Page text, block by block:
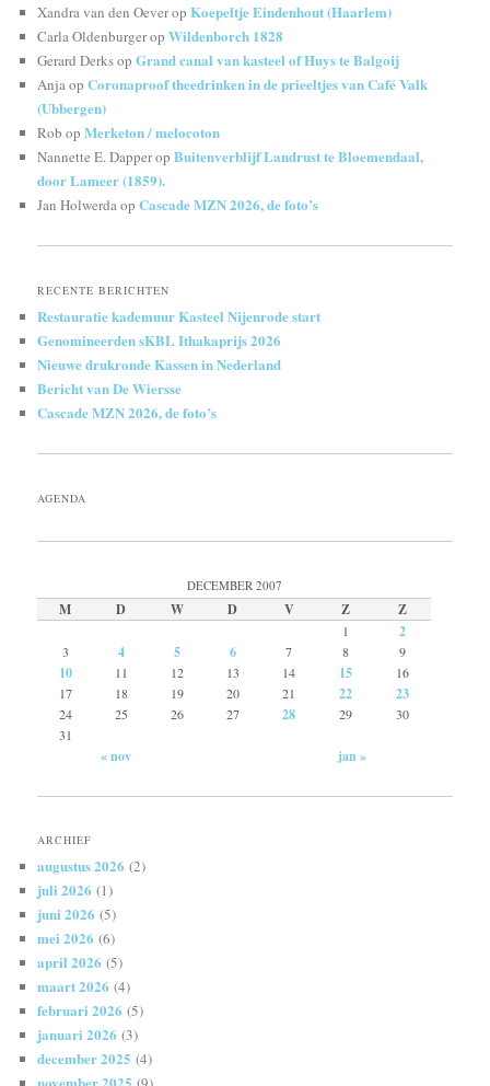
Xandra van den OeveropKoepeltje Eindenhout (Haarlem)
Carla OldenburgeropWildenborch 1828
Gerard DerksopGrand canal van kasteel of Huys te Balgoij
AnjaopCoronaproof theedrinken in de prieeltjes van Café Valk
(Ubbergen)
Rob opMerketon / melocoton
Nannette E. DapperopBuitenverblijf Landrust te Bloemendaal,
door Lameer (1859).
Jan HolwerdaopCascade MZN 2026, de foto’s
RECENTE BERICHTEN
Restauratie kademuur Kasteel Nijenrode start
Genomineerden sKBL Ithakaprijs 2026
Nieuwe drukronde Kassen in Nederland
Bericht van De Wiersse
Cascade MZN 2026, de foto’s
AGENDA
DECEMBER 2007
M D W D V Z Z
1 2
3 4 5 6 7 8 9
10 11 12 13 14 15
16
17
18 19 20 21 22 23
24 25 26 27 28 29
30
31
« nov jan »
ARCHIEF
augustus 2026 (2)
juli 2026 (1)
juni 2026 (5)
mei 2026 (6)
april 2026 (5)
maart 2026 (4)
februari 2026 (5)
januari 2026 (3)
december 2025 (4)